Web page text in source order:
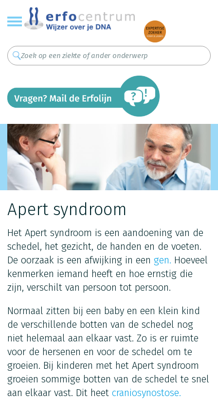
Overslaan
en
naar
inhoud
gaan
Apert syndroom
Het Apert syndroom is een aandoening van de
schedel, het gezicht, de handen en de voeten.
De oorzaak is een afwijking in een gen. Hoeveel
kenmerken iemand heeft en hoe ernstig die
zijn, verschilt van persoon tot persoon.
Normaal zitten bij een baby en een klein kind
de verschillende botten van de schedel nog
niet helemaal aan elkaar vast. Zo is er ruimte
voor de hersenen en voor de schedel om te
groeien. Bij kinderen met het Apert syndroom
groeien sommige botten van de schedel te snel
aan elkaar vast. Dit heet craniosynostose.